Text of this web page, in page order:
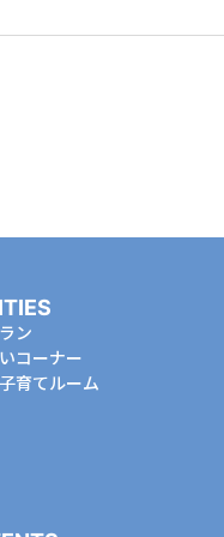
ン
コーナー
育てルーム